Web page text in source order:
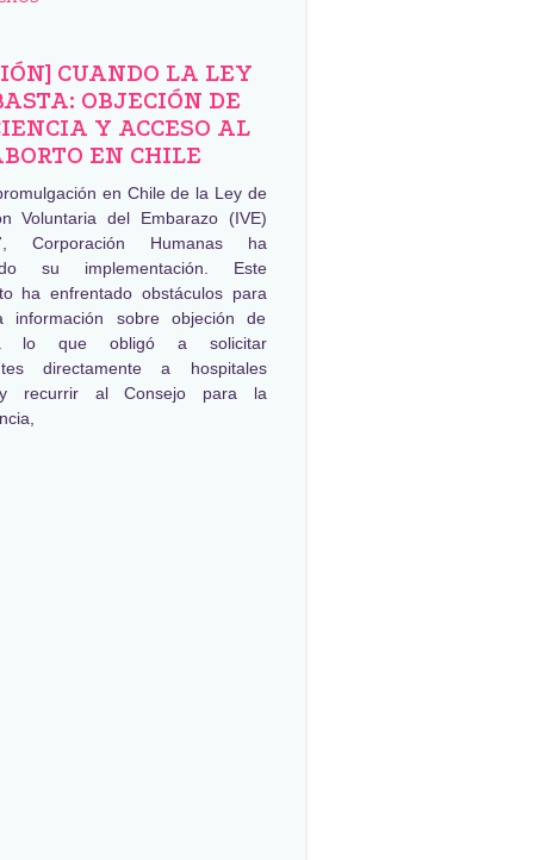
CUANDO LA LEY
OBJECIÓN DE
Y ACCESO AL
EN CHILE
en Chile de la Ley de
Voluntaria del Embarazo (IVE)
Corporación Humanas ha
su implementación. Este
ha enfrentado obstáculos para
información sobre objeción de
lo que obligó a solicitar
directamente a hospitales
recurrir al Consejo para la